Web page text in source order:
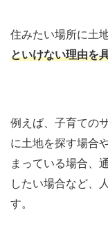
住みたい場所に土
といけない理由を
例えば、子育ての
に土地を探す場合
まっている場合、
したい場合など、
す。